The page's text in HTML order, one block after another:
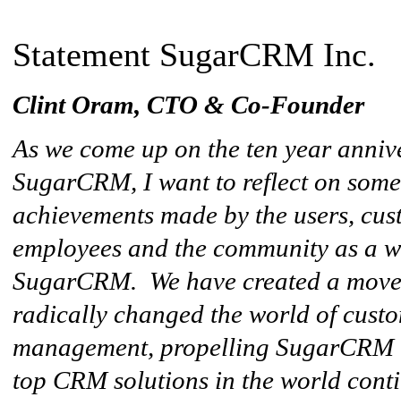
Statement SugarCRM Inc.
Clint Oram, CTO & Co-Founder
As we come up on the ten year
SugarCRM, I want to reflect on
achievements made by the users,
employees and the community as a
SugarCRM. We have created a
radically changed the world of
management, propelling
top CRM solutions in the world